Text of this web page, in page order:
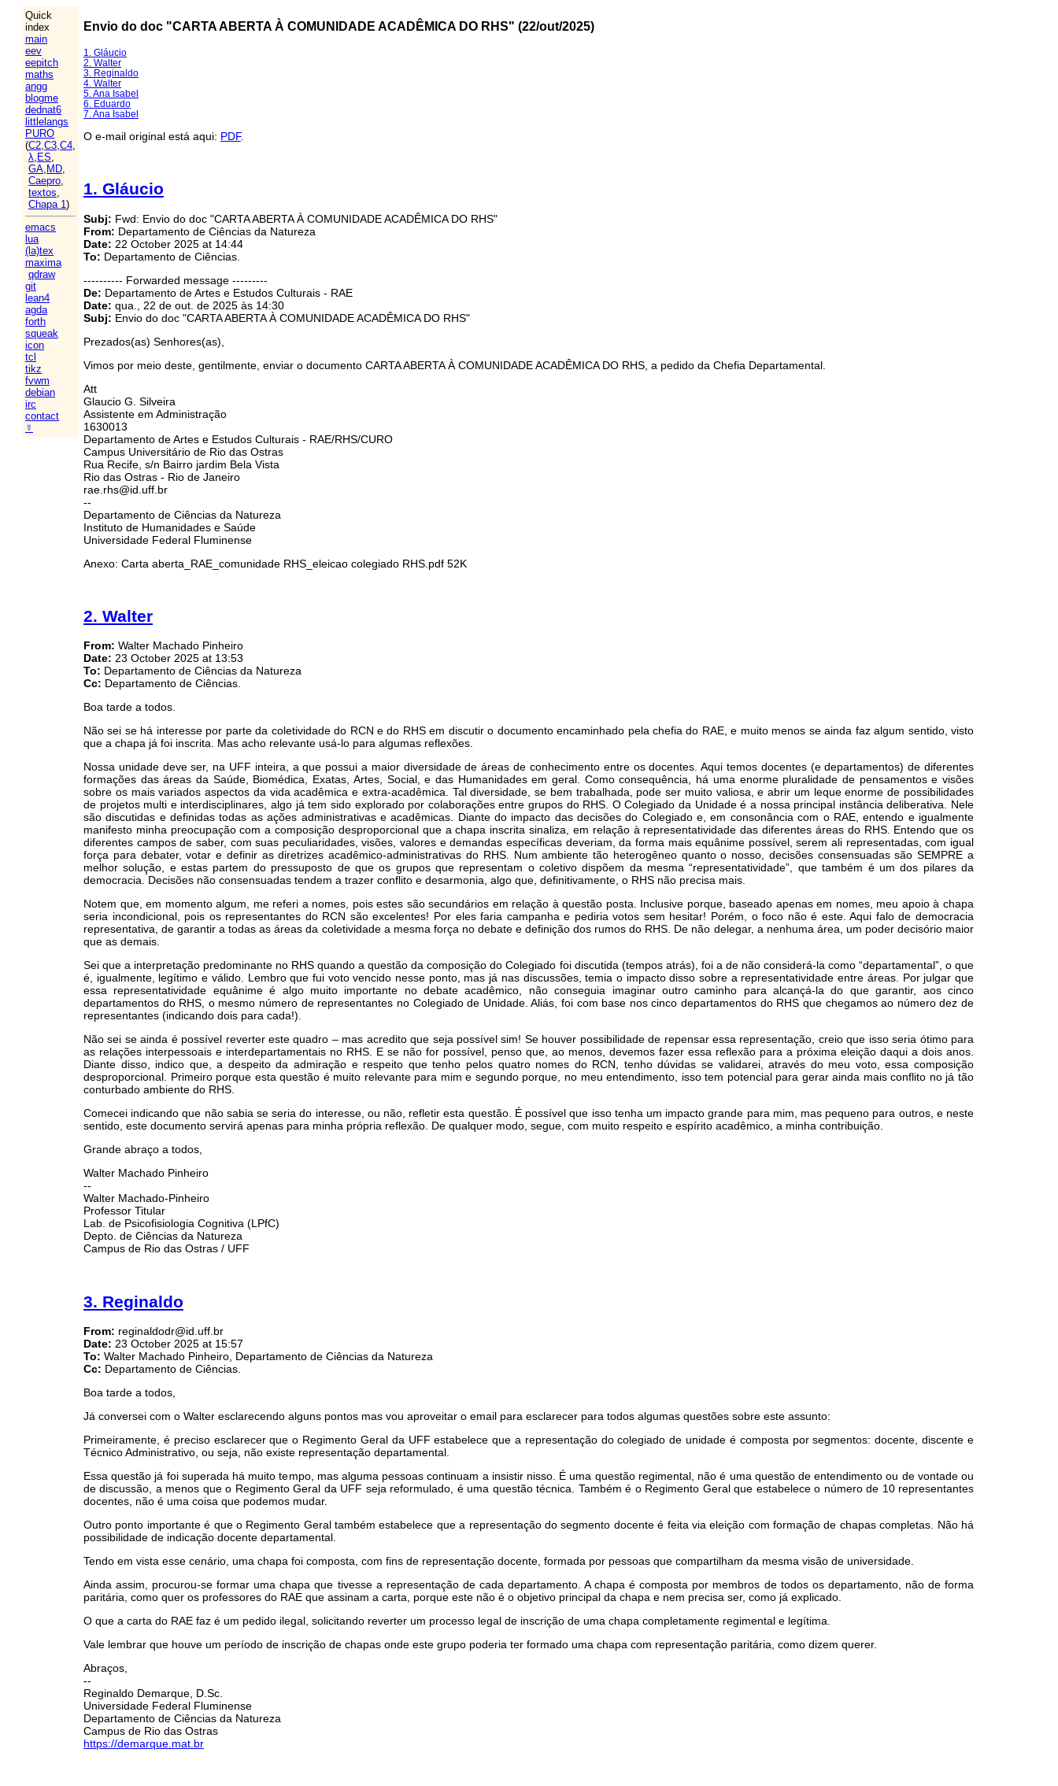
Quick
index
main
eev
eepitch
maths
angg
blogme
dednat6
littlelangs
PURO
(C2,C3,C4,
λ, ES,
GA, MD,
Caepro,
textos,
Chapa 1)
emacs
lua
(la)tex
maxima
qdraw
git
lean4
agda
forth
squeak
icon
tcl
tikz
fvwm
debian
irc
contact
☿
Envio do doc "CARTA ABERTA À COMUNIDADE ACADÊMICA DO RHS" (22/out/2025)
1. Gláucio
2. Walter
3. Reginaldo
4. Walter
5. Ana Isabel
6. Eduardo
7. Ana Isabel
O e-mail original está aqui: PDF.
1. Gláucio
Subj: Fwd: Envio do doc "CARTA ABERTA À COMUNIDADE ACADÊMICA DO RHS"
From: Departamento de Ciências da Natureza
Date: 22 October 2025 at 14:44
To: Departamento de Ciências.
---------- Forwarded message ---------
De: Departamento de Artes e Estudos Culturais - RAE
Date: qua., 22 de out. de 2025 às 14:30
Subj: Envio do doc "CARTA ABERTA À COMUNIDADE ACADÊMICA DO RHS"
Prezados(as) Senhores(as),
Vimos por meio deste, gentilmente, enviar o documento CARTA ABERTA À COMUNIDADE ACADÊMICA DO RHS, a pedido da Chefia Departamental.
Att
Glaucio G. Silveira
Assistente em Administração
1630013
Departamento de Artes e Estudos Culturais - RAE/RHS/CURO
Campus Universitário de Rio das Ostras
Rua Recife, s/n Bairro jardim Bela Vista
Rio das Ostras - Rio de Janeiro
rae.rhs@id.uff.br
--
Departamento de Ciências da Natureza
Instituto de Humanidades e Saúde
Universidade Federal Fluminense
Anexo: Carta aberta_RAE_comunidade RHS_eleicao colegiado RHS.pdf 52K
2. Walter
From: Walter Machado Pinheiro
Date: 23 October 2025 at 13:53
To: Departamento de Ciências da Natureza
Cc: Departamento de Ciências.
Boa tarde a todos.
Não sei se há interesse por parte da coletividade do RCN e do RHS em discutir o documento encaminhado pela chefia do RAE, e muito menos se ainda faz algum sentido, visto
que a chapa já foi inscrita. Mas acho relevante usá-lo para algumas reflexões.
Nossa unidade deve ser, na UFF inteira, a que possui a maior diversidade de áreas de conhecimento entre os docentes. Aqui temos docentes (e departamentos) de diferentes
formações das áreas da Saúde, Biomédica, Exatas, Artes, Social, e das Humanidades em geral. Como consequência, há uma enorme pluralidade de pensamentos e visões
sobre os mais variados aspectos da vida acadêmica e extra-acadêmica. Tal diversidade, se bem trabalhada, pode ser muito valiosa, e abrir um leque enorme de possibilidades
de projetos multi e interdisciplinares, algo já tem sido explorado por colaborações entre grupos do RHS. O Colegiado da Unidade é a nossa principal instância deliberativa. Nele
são discutidas e definidas todas as ações administrativas e acadêmicas. Diante do impacto das decisões do Colegiado e, em consonância com o RAE, entendo e igualmente
manifesto minha preocupação com a composição desproporcional que a chapa inscrita sinaliza, em relação à representatividade das diferentes áreas do RHS. Entendo que os
diferentes campos de saber, com suas peculiaridades, visões, valores e demandas específicas deveriam, da forma mais equânime possível, serem ali representadas, com igual
força para debater, votar e definir as diretrizes acadêmico-administrativas do RHS. Num ambiente tão heterogêneo quanto o nosso, decisões consensuadas são SEMPRE a
melhor solução, e estas partem do pressuposto de que os grupos que representam o coletivo dispõem da mesma “representatividade”, que também é um dos pilares da
democracia. Decisões não consensuadas tendem a trazer conflito e desarmonia, algo que, definitivamente, o RHS não precisa mais.
Notem que, em momento algum, me referi a nomes, pois estes são secundários em relação à questão posta. Inclusive porque, baseado apenas em nomes, meu apoio à chapa
seria incondicional, pois os representantes do RCN são excelentes! Por eles faria campanha e pediria votos sem hesitar! Porém, o foco não é este. Aqui falo de democracia
representativa, de garantir a todas as áreas da coletividade a mesma força no debate e definição dos rumos do RHS. De não delegar, a nenhuma área, um poder decisório maior
que as demais.
Sei que a interpretação predominante no RHS quando a questão da composição do Colegiado foi discutida (tempos atrás), foi a de não considerá-la como “departamental”, o que
é, igualmente, legítimo e válido. Lembro que fui voto vencido nesse ponto, mas já nas discussões, temia o impacto disso sobre a representatividade entre áreas. Por julgar que
essa representatividade equânime é algo muito importante no debate acadêmico, não conseguia imaginar outro caminho para alcançá-la do que garantir, aos cinco
departamentos do RHS, o mesmo número de representantes no Colegiado de Unidade. Aliás, foi com base nos cinco departamentos do RHS que chegamos ao número dez de
representantes (indicando dois para cada!).
Não sei se ainda é possível reverter este quadro – mas acredito que seja possível sim! Se houver possibilidade de repensar essa representação, creio que isso seria ótimo para
as relações interpessoais e interdepartamentais no RHS. E se não for possível, penso que, ao menos, devemos fazer essa reflexão para a próxima eleição daqui a dois anos.
Diante disso, indico que, a despeito da admiração e respeito que tenho pelos quatro nomes do RCN, tenho dúvidas se validarei, através do meu voto, essa composição
desproporcional. Primeiro porque esta questão é muito relevante para mim e segundo porque, no meu entendimento, isso tem potencial para gerar ainda mais conflito no já tão
conturbado ambiente do RHS.
Comecei indicando que não sabia se seria do interesse, ou não, refletir esta questão. É possível que isso tenha um impacto grande para mim, mas pequeno para outros, e neste
sentido, este documento servirá apenas para minha própria reflexão. De qualquer modo, segue, com muito respeito e espírito acadêmico, a minha contribuição.
Grande abraço a todos,
Walter Machado Pinheiro
--
Walter Machado-Pinheiro
Professor Titular
Lab. de Psicofisiologia Cognitiva (LPfC)
Depto. de Ciências da Natureza
Campus de Rio das Ostras / UFF
3. Reginaldo
From: reginaldodr@id.uff.br
Date: 23 October 2025 at 15:57
To: Walter Machado Pinheiro, Departamento de Ciências da Natureza
Cc: Departamento de Ciências.
Boa tarde a todos,
Já conversei com o Walter esclarecendo alguns pontos mas vou aproveitar o email para esclarecer para todos algumas questões sobre este assunto:
Primeiramente, é preciso esclarecer que o Regimento Geral da UFF estabelece que a representação do colegiado de unidade é composta por segmentos: docente, discente e
Técnico Administrativo, ou seja, não existe representação departamental.
Essa questão já foi superada há muito tempo, mas alguma pessoas continuam a insistir nisso. É uma questão regimental, não é uma questão de entendimento ou de vontade ou
de discussão, a menos que o Regimento Geral da UFF seja reformulado, é uma questão técnica. Também é o Regimento Geral que estabelece o número de 10 representantes
docentes, não é uma coisa que podemos mudar.
Outro ponto importante é que o Regimento Geral também estabelece que a representação do segmento docente é feita via eleição com formação de chapas completas. Não há
possibilidade de indicação docente departamental.
Tendo em vista esse cenário, uma chapa foi composta, com fins de representação docente, formada por pessoas que compartilham da mesma visão de universidade.
Ainda assim, procurou-se formar uma chapa que tivesse a representação de cada departamento. A chapa é composta por membros de todos os departamento, não de forma
paritária, como quer os professores do RAE que assinam a carta, porque este não é o objetivo principal da chapa e nem precisa ser, como já explicado.
O que a carta do RAE faz é um pedido ilegal, solicitando reverter um processo legal de inscrição de uma chapa completamente regimental e legítima.
Vale lembrar que houve um período de inscrição de chapas onde este grupo poderia ter formado uma chapa com representação paritária, como dizem querer.
Abraços,
--
Reginaldo Demarque, D.Sc.
Universidade Federal Fluminense
Departamento de Ciências da Natureza
Campus de Rio das Ostras
https://demarque.mat.br